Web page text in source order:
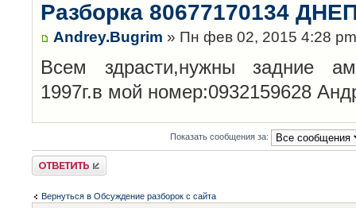
Разборка 80677170134
Andrey.Bugrim » Пн фев 02, 2015 4:28 pm
Всем здрасти,нужны задние
1997г.в мой номер:0932159628
Показать сообщения за:
Ответить
Вернуться в Обсуждение разборок с сайта